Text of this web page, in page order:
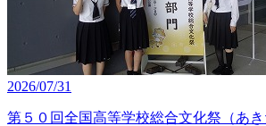
2026/07/31
第５０回全国高等学校総合文化祭（あ